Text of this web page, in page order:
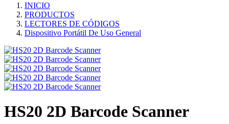
INICIO
PRODUCTOS
LECTORES DE CÓDIGOS
Dispositivo Portátil De Uso General
HS20 2D Barcode Scanner